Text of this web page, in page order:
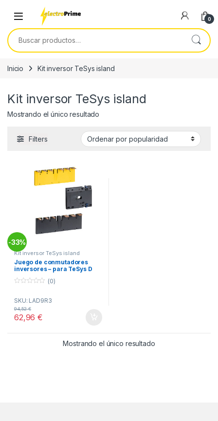
Skip to navigation
Skip to content
0
Buscar por:
Inicio Kit inversor TeSys island
Kit inversor TeSys island
Mostrando el único resultado
Filters
-33%
Kit inversor TeSys island
Juego de conmutadores
inversores – para TeSys D
ref. LAD9R3 Schneider
Electric
u
t
o
f
(0)
SKU: LAD9R3
62,96€
94,52€
Mostrando el único resultado